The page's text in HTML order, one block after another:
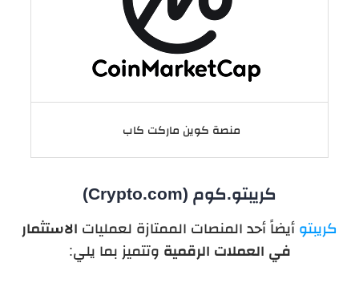
منصة كوين‌ ماركت‌ كاب
كريبتو‌.كوم (Crypto.com)
كريبتو أيضاً أحد المنصات الممتازة لعمليات الاستثمار
في العملات الرقمية وتتميز بما يلي: